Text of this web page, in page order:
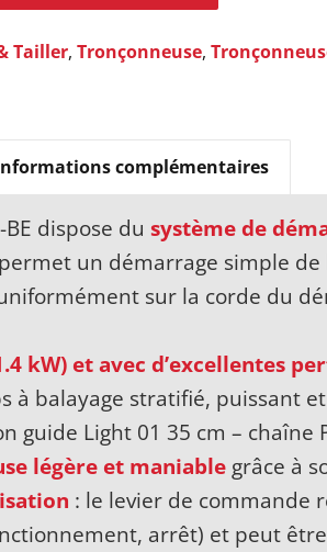
Tailler, Tronçonneuse,
complémentaires
BE dispose du système de
un démarrage simple
sur la corde du
kW) et avec d’excellentes
à balayage stratifié, puissant et
guide Light 01 35 cm –
légère et maniablegrâce à
: le levier de commande
arrêt) et peut être